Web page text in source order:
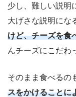
少し、難しい説明
大げさな説明にな
けど、チーズを食
んチーズにこだわ
そのまま食べるの
スをかけることに